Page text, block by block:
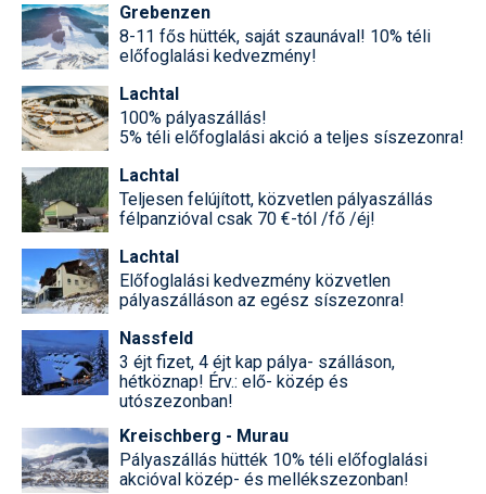
Grebenzen
8-11 fős hütték, saját szaunával! 10% téli
előfoglalási kedvezmény!
Lachtal
100% pályaszállás!
5% téli előfoglalási akció a teljes síszezonra!
Lachtal
Teljesen felújított, közvetlen pályaszállás
félpanzióval csak 70 €-tól /fő /éj!
Lachtal
Előfoglalási kedvezmény közvetlen
pályaszálláson az egész síszezonra!
Nassfeld
3 éjt fizet, 4 éjt kap pálya- szálláson,
hétköznap! Érv.: elő- közép és
utószezonban!
Kreischberg - Murau
Pályaszállás hütték 10% téli előfoglalási
akcióval közép- és mellékszezonban!